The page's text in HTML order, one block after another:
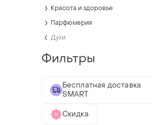
Красота и здоровье
Парфюмерия
Духи
Фильтры
Бесплатная доставка
SMART
Скидка